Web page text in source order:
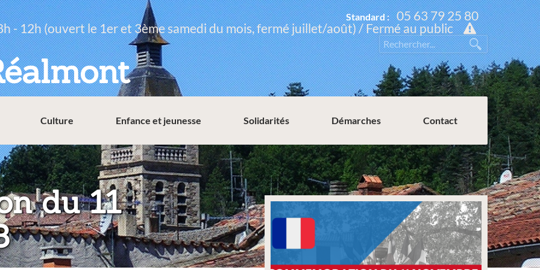
Standard : 05 63 79 25 80
- 12h (ouvert le 1er et 3ème samedi du mois, fermé juillet/août) / Fermé au public
Culture Enfance et jeunesse Solidarités Démarches Contact
du 11